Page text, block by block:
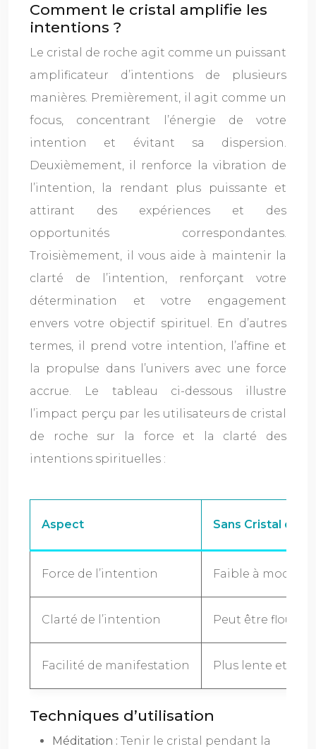
Comment le cristal amplifie les
intentions ?
Le cristal de roche agit comme un puissant
amplificateur d’intentions de plusieurs
manières. Premièrement, il agit comme un
focus, concentrant l’énergie de votre
intention et évitant sa dispersion.
Deuxièmement, il renforce la vibration de
l’intention, la rendant plus puissante et
attirant des expériences et des
opportunités correspondantes.
Troisièmement, il vous aide à maintenir la
clarté de l’intention, renforçant votre
détermination et votre engagement
envers votre objectif spirituel. En d’autres
termes, il prend votre intention, l’affine et
la propulse dans l’univers avec une force
accrue. Le tableau ci-dessous illustre
l’impact perçu par les utilisateurs de cristal
de roche sur la force et la clarté des
intentions spirituelles :
Aspect Sans Cristal de
Force de l’intention Faible à modérée
Clarté de l’intention Peut être floue
Facilité de manifestation Plus lente et
Techniques d’utilisation
Méditation : Tenir le cristal pendant la